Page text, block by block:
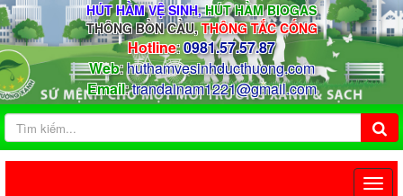
HÚT HẦM VỆ SINH,HÚT HẦM BIOGAS
THÔNG BỒN CẦU, THÔNG TẮC CỐNG
Hotline:0981.57.57.87
Web:huthamvesinhducthuong.com
Email:trandainam1221@gmail.com